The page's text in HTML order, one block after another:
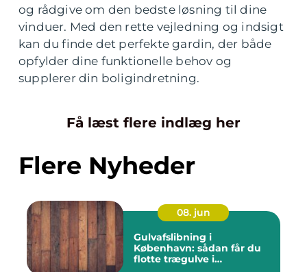
og rådgive om den bedste løsning til dine
vinduer. Med den rette vejledning og indsigt
kan du finde det perfekte gardin, der både
opfylder dine funktionelle behov og
supplerer din boligindretning.
Få læst flere indlæg her
Flere Nyheder
08. jun
Gulvafslibning i
København: sådan får du
flotte trægulve i